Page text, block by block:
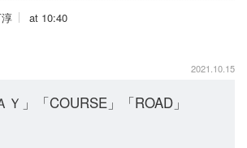
at 10:40
2021.10.15
Ｙ」「COURSE」「ROAD」